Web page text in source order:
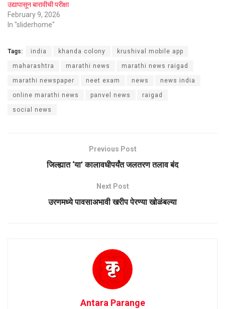
उद्यापासून बारावीची परीक्षा
February 9, 2026
In "sliderhome"
Tags: india khanda colony krushival mobile app
maharashtra marathi news marathi news raigad
marathi newspaper neet exam news news india
online marathi news panvel news raigad
social news
Previous Post
जिल्ह्यात ‘या’ कालावधीपर्यंत जलतरण तलाव बंद
Next Post
उरणमध्ये पावसाअभावी खरीप पेरण्या खोळंबल्या
Antara Parange